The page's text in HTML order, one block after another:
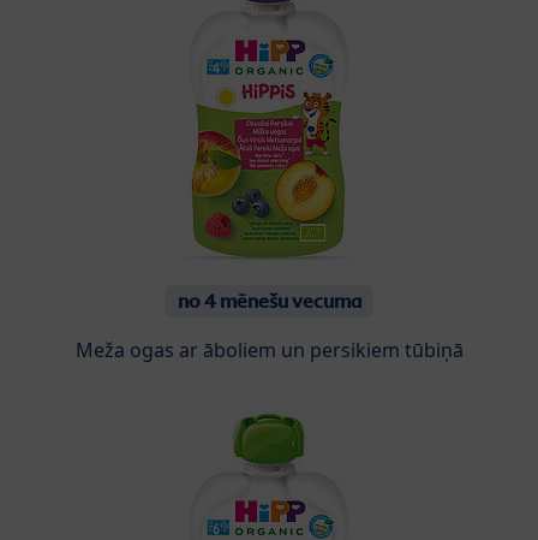
no 4 mēnešu vecuma
Meža ogas ar āboliem un persikiem tūbiņā